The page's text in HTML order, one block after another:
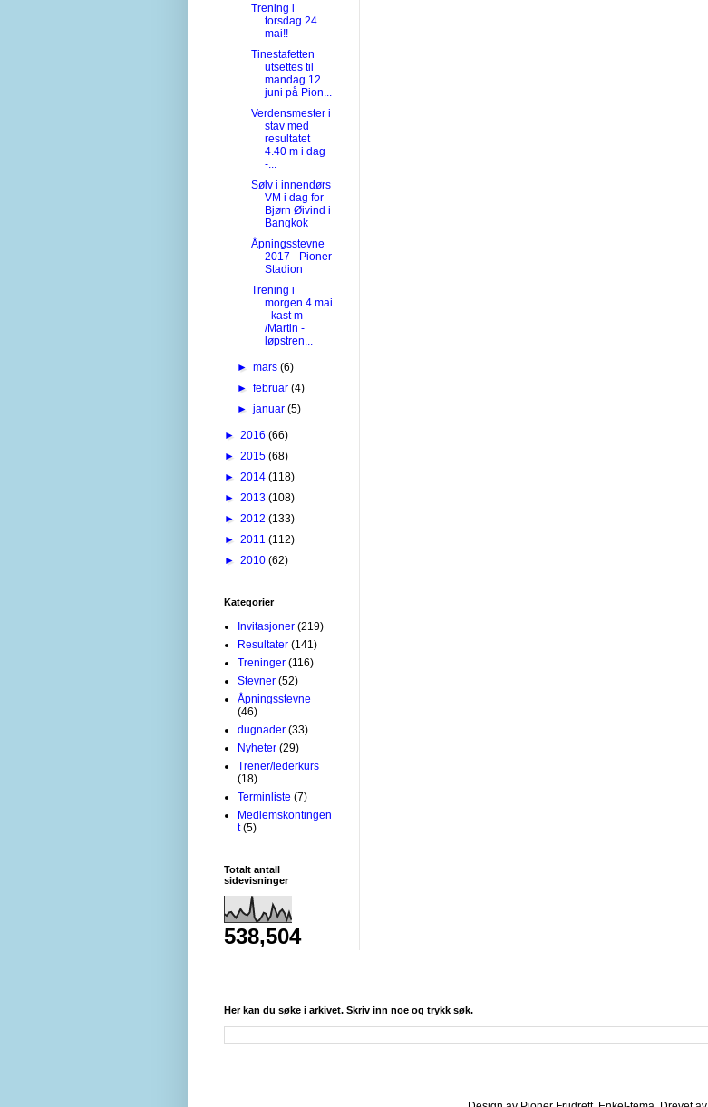
Trening i
torsdag 24
mai!!
Tinestafetten
utsettes til
mandag 12.
juni på Pion...
Verdensmester i
stav med
resultatet
4.40 m i dag
-...
Sølv i innendørs
VM i dag for
Bjørn Øivind i
Bangkok
Åpningsstevne
2017 - Pioner
Stadion
Trening i
morgen 4 mai
- kast m
/Martin -
løpstren...
►mars(6)
►februar(4)
►januar(5)
► 2016 (66)
► 2015 (68)
► 2014 (118)
► 2013 (108)
► 2012 (133)
► 2011 (112)
► 2010 (62)
Kategorier
Invitasjoner (219)
Resultater (141)
Treninger (116)
Stevner (52)
Åpningsstevne
(46)
dugnader (33)
Nyheter (29)
Trener/lederkurs
(18)
Terminliste (7)
Medlemskontingen
t (5)
Totalt antall
sidevisninger
538,504
Her kan du søke i arkivet. Skriv inn noe og trykk søk.